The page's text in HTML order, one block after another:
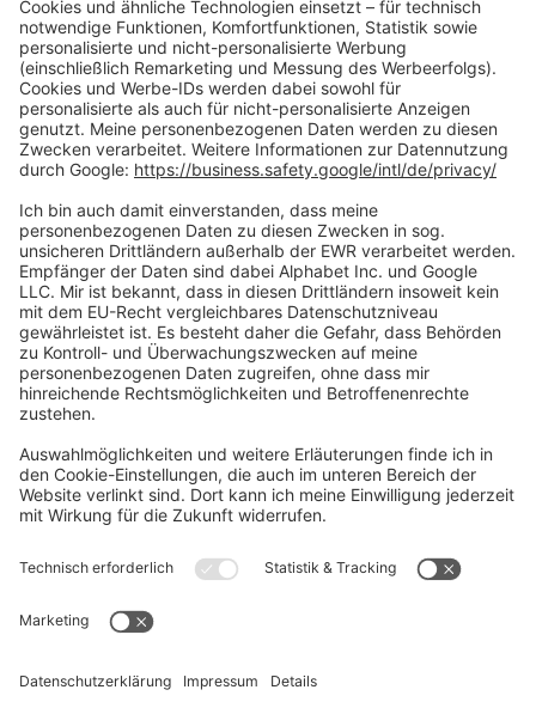
Zahlungsarten
Social Media
Oft Gesucht
Rund um die Prüfung
Datenschutzerklärung
Widerrufsrecht
Versandinformationen
Erklärung zur Barrierefreiheit